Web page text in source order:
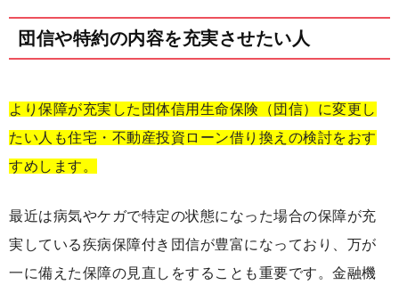
団信や特約の内容を充実させたい人
より保障が充実した団体信用生命保険（団信）に変更し
たい人も住宅・不動産投資ローン借り換えの検討をおす
すめします。
最近は病気やケガで特定の状態になった場合の保障が充
実している疾病保障付き団信が豊富になっており、万が
一に備えた保障の見直しをすることも重要です。金融機